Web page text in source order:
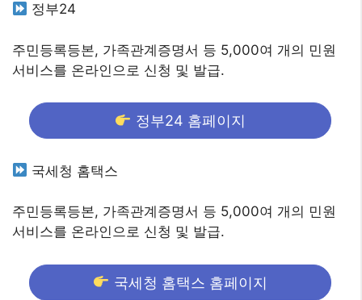
정부24
주민등록등본, 가족관계증명서 등 5,000여 개의 민원
서비스를 온라인으로 신청 및 발급.
정부24 홈페이지
국세청 홈택스
주민등록등본, 가족관계증명서 등 5,000여 개의 민원
서비스를 온라인으로 신청 및 발급.
국세청 홈택스 홈페이지